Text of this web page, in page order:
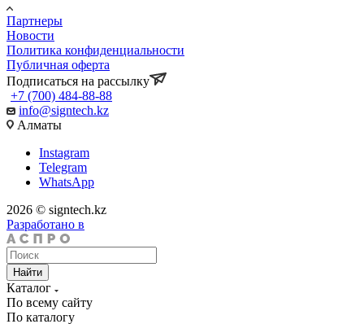
Партнеры
Новости
Политика конфиденциальности
Публичная оферта
Подписаться на рассылку
+7 (700) 484-88-88
info@signtech.kz
Алматы
Instagram
Telegram
WhatsApp
2026 © signtech.kz
Разработано в
Найти
Каталог
По всему сайту
По каталогу